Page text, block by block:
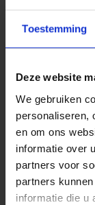
Toestemming
Deze website
We gebruiken
personaliseren,
en om ons
informatie over
partners voor
partners
informatie die u
uitsluitingen
Hier zijn
uw
uw
indien u
bestaat
de